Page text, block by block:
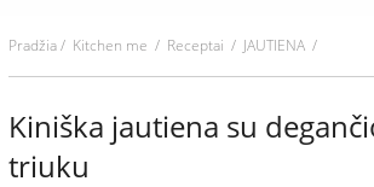
Pradžia/ Kitchen me / Receptai / JAUTIENA /
Kiniška jautiena su
triuku